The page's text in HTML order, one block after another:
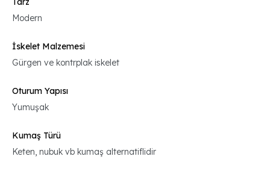
Modern
İskelet Malzemesi
Gürgen ve kontrplak iskelet
Oturum Yapısı
Yumuşak
Kumaş Türü
Keten, nubuk vb kumaş alternatiflidir